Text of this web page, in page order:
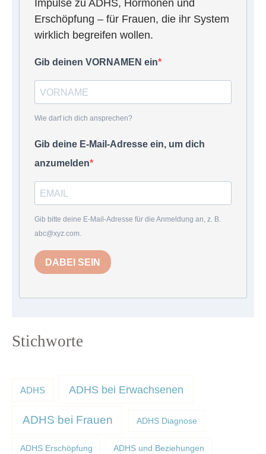
Impulse zu ADHS, Hormonen und
Erschöpfung – für Frauen, die ihr System
wirklich begreifen wollen.
Gib deinen VORNAMEN ein
Wie darf ich dich ansprechen?
Gib deine E-Mail-Adresse ein, um dich
anzumelden
Gib bitte deine E-Mail-Adresse für die Anmeldung an, z. B.
abc@xyz.com.
DABEI SEIN
Stichworte
ADHS ADHS bei Erwachsenen
ADHS bei Frauen ADHS Diagnose
ADHS Erschöpfung ADHS und Beziehungen